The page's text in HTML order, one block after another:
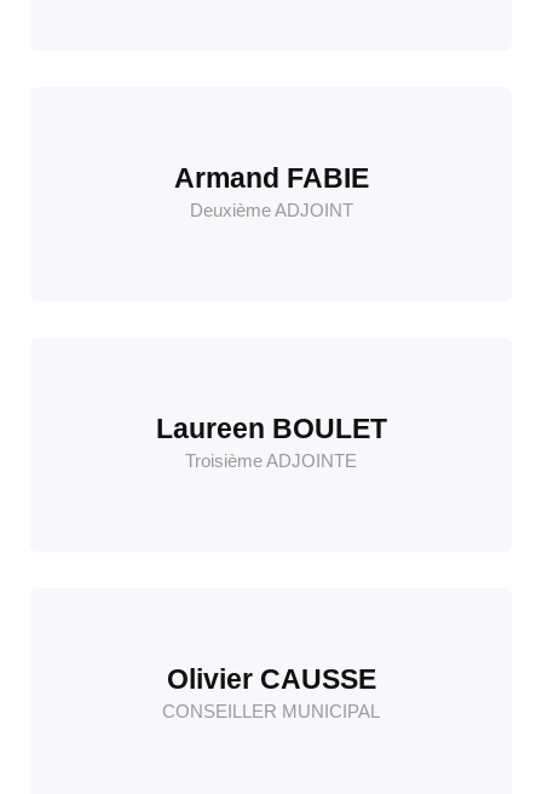
Armand FABIE
Deuxième ADJOINT
Laureen BOULET
Troisième ADJOINTE
Olivier CAUSSE
CONSEILLER MUNICIPAL